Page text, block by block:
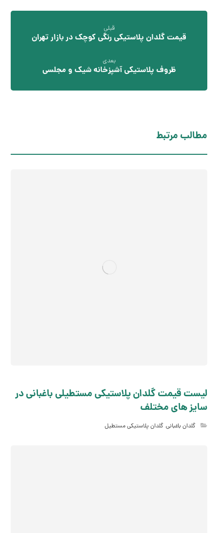
قبلی
قیمت گلدان پلاستیکی رنگی کوچک در بازار تهران
بعدی
ظروف پلاستیکی آشپزخانه شیک و مجلسی
مطالب مرتبط
لیست قیمت گلدان پلاستیکی مستطیلی باغبانی در
سایز های مختلف
گلدان باغبانی,گلدان پلاستیکی مستطیل